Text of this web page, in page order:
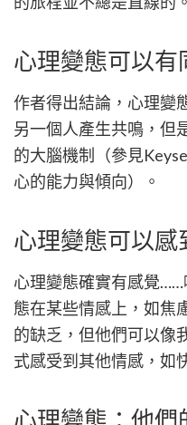
心理變態可以有
作者得出結論，心理變
另一個人產生共鳴，但
的大腦機制（參見
心的能力與傾向）。
心理變態可以感
心理變態確實有感覺
態在某些情感上，如焦
的缺乏，但他們可以像
式感受到其他情感，如